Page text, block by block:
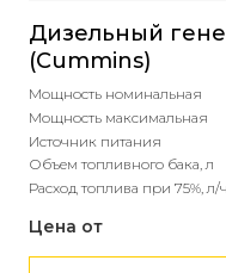
Дизельный
(Cummins)
Мощность номинальная
Мощность максимальная
Источник питания
Объем топливного бака, л
Расход топлива при 75%, л/ч
Цена от